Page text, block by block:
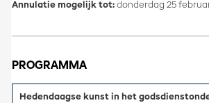
Annulatie mogelijk tot: donderdag 25
PROGRAMMA
Hedendaagse kunst in het